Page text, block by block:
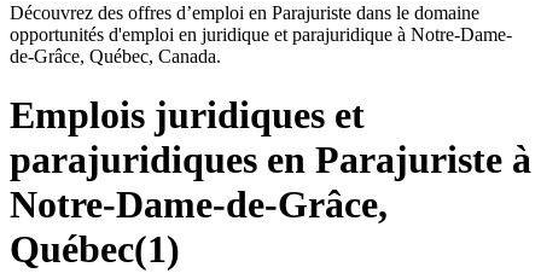
Découvrez des offres d’emploi en Parajuriste dans le domaine
opportunités d'emploi en juridique et parajuridique à Notre-Dame-
de-Grâce, Québec, Canada.
Emplois juridiques et
parajuridiques en Parajuriste à
Notre-Dame-de-Grâce,
Québec(1)